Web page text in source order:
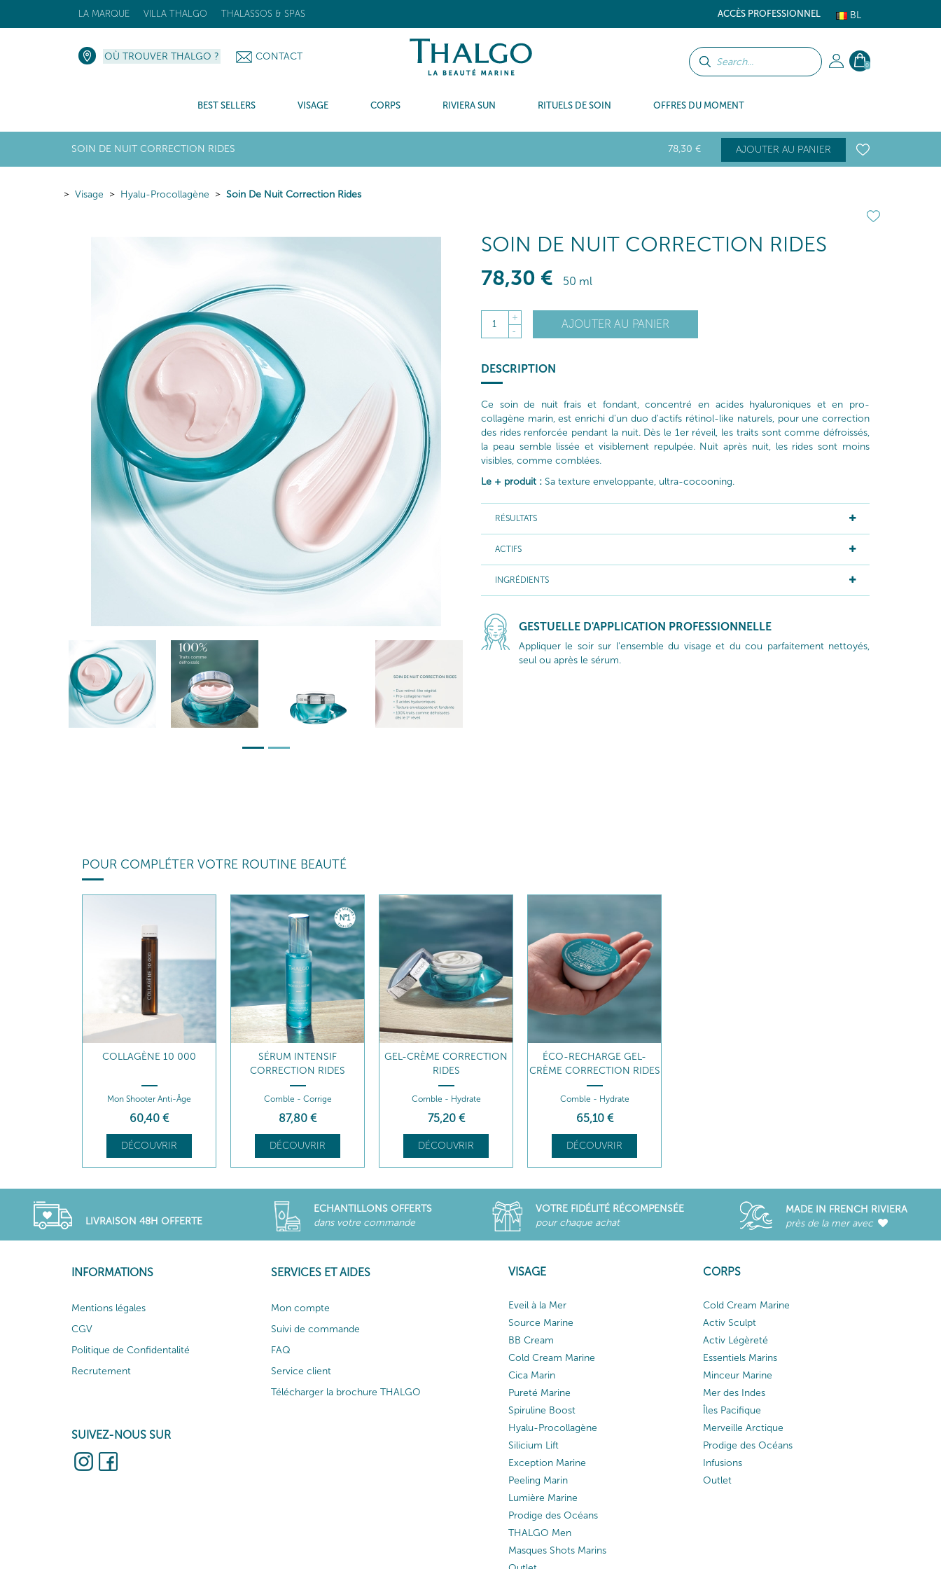
BL
ACCÈS PROFESSIONNEL
LA MARQUE VILLA THALGO THALASSOS & SPAS
0
OÙ TROUVER THALGO ? CONTACT
BEST SELLERS VISAGE CORPS RIVIERA SUN RITUELS DE SOIN OFFRES DU MOMENT
SOIN DE NUIT CORRECTION RIDES 78,30 € AJOUTER AU PANIER
Visage Hyalu-Procollagène Soin De Nuit Correction Rides
SOIN DE NUIT CORRECTION RIDES
78,30 € 50 ml
1
+
-
AJOUTER AU PANIER
DESCRIPTION
Ce soin de nuit frais et fondant, concentré en acides hyaluroniques et en pro-
collagène marin, est enrichi d'un duo d'actifs rétinol-like naturels, pour une correction
des rides renforcée pendant la nuit. Dès le 1er réveil, les traits sont comme défroissés,
la peau semble lissée et visiblement repulpée. Nuit après nuit, les rides sont moins
visibles, comme comblées.
Le + produit : Sa texture enveloppante, ultra-cocooning.
RÉSULTATS
ACTIFS
INGRÉDIENTS
GESTUELLE D'APPLICATION PROFESSIONNELLE
Appliquer le soir sur l'ensemble du visage et du cou parfaitement nettoyés,
seul ou après le sérum.
POUR COMPLÉTER VOTRE ROUTINE BEAUTÉ
SÉRUM INTENSIF
Comble - Corrige
87,80 €
DÉCOUVRIR
GEL-CRÈME CORRECTION
RIDES
Comble - Hydrate
75,20 €
DÉCOUVRIR
ÉCO-RECHARGE GEL-
CRÈME CORRECTION RIDES
Comble - Hydrate
65,10 €
DÉCOUVRIR
CRÈME RICHE CORRECTION
RIDES
Comble - Nourrit
75,20 €
DÉCOUVRIR
LIVRAISON 48H OFFERTE
ECHANTILLONS OFFERTS
dans votre commande
VOTRE FIDÉLITÉ RÉCOMPENSÉE
pour chaque achat
MADE IN FRENCH RIVIERA
près de la mer avec
INFORMATIONS
Mentions légales
CGV
Politique de Confidentalité
Recrutement
SUIVEZ-NOUS SUR
SERVICES ET AIDES
Mon compte
Suivi de commande
FAQ
Service client
Télécharger la brochure THALGO
VISAGE
Eveil à la Mer
Source Marine
BB Cream
Cold Cream Marine
Cica Marin
Pureté Marine
Spiruline Boost
Hyalu-Procollagène
Silicium Lift
Exception Marine
Peeling Marin
Lumière Marine
Prodige des Océans
THALGO Men
Masques Shots Marins
CORPS
Cold Cream Marine
Activ Sculpt
Activ Légèreté
Essentiels Marins
Minceur Marine
Mer des Indes
Îles Pacifique
Merveille Arctique
Prodige des Océans
Infusions
Outlet